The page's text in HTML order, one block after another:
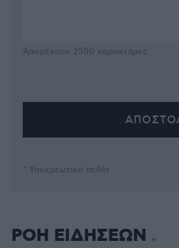
Απομένουν 2500 χαρακτήρες
* Υποχρεωτικά πεδία
ΡΟΗ ΕΙΔΗΣΕΩΝ